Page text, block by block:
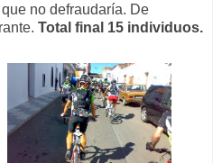
no defraudaría. De
Total final 15 individuos.